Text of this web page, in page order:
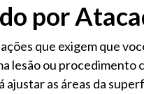
por
que exigem que
lesão ou procedimento
ajustar as áreas da